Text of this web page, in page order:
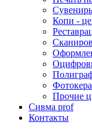
Копи -
Прочие
Сивма prof
Контакты